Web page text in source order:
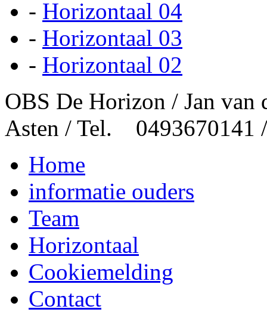
- Horizontaal 04
- Horizontaal 03
- Horizontaal 02
OBS De Horizon / Jan van
Asten / Tel. 0493670141
Home
informatie ouders
Team
Horizontaal
Cookiemelding
Contact